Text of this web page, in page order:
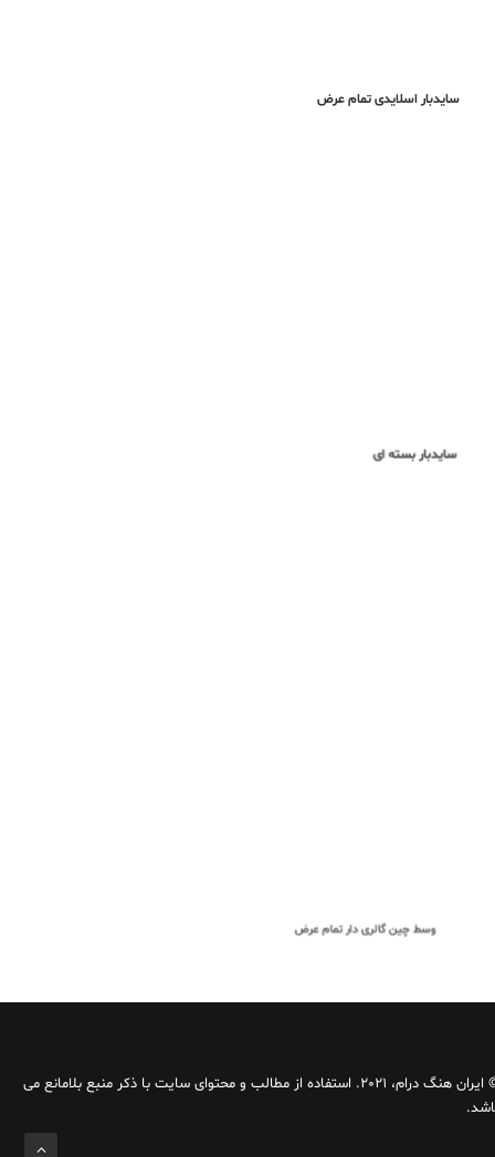
سایدبار اسلایدی تمام عرض
سایدبار بسته ای
© ایران هنگ درام، 2021. استفاده از مطالب و محتوای سایت با ذکر منبع بلامانع می